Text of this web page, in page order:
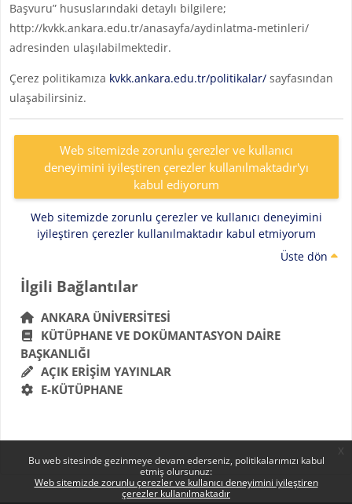
Bu web sitesinde gezinmeye devam ederseniz, politikalarımızı kabul
etmiş olursunuz:
Web sitemizde zorunlu çerezler ve kullanıcı deneyimini iyileştiren
çerezler kullanılmaktadır
Başvuru” hususlarındaki detaylı bilgilere;
http://kvkk.ankara.edu.tr/anasayfa/aydinlatma-metinleri/
adresinden ulaşılabilmektedir.
Çerez politikamıza kvkk.ankara.edu.tr/politikalar/sayfasından
ulaşabilirsiniz.
Web sitemizde zorunlu çerezler ve kullanıcı
deneyimini iyileştiren çerezler kullanılmaktadır'yı
kabul ediyorum
Web sitemizde zorunlu çerezler ve kullanıcı deneyimini
iyileştiren çerezler kullanılmaktadır kabul etmiyorum
Üste dön
Bloklar
İlgili Bağlantılar 'yı atla
İlgili Bağlantılar
ANKARA ÜNIVERSITESI
KÜTÜPHANE VE DOKÜMANTASYON DAIRE
BAŞKANLIĞI
AÇIK ERIŞIM YAYINLAR
E-KÜTÜPHANE